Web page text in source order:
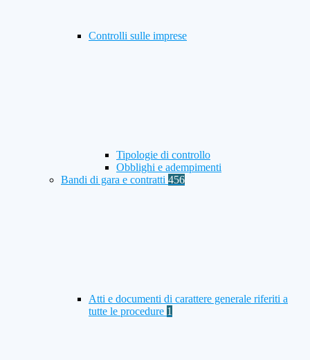
Controlli sulle imprese
Tipologie di controllo
Obblighi e adempimenti
Bandi di gara e contratti 456
Atti e documenti di carattere generale riferiti a
tutte le procedure 1